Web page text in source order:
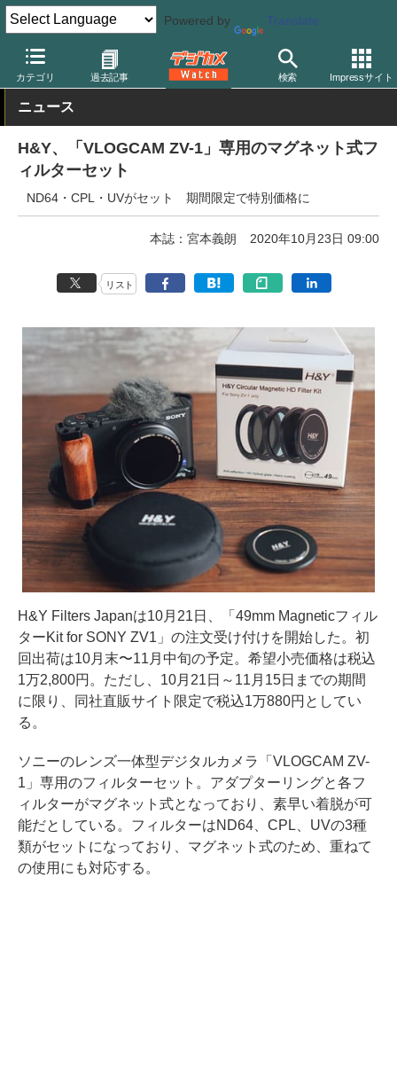
Powered by Translate
カテゴリ 過去記事 検索 Impressサイト
デジカメ Watch レンズ レンズフィルター その他
ニュース
H&Y、「VLOGCAM ZV-1」専用のマグネット式フ
ィルターセット
ND64・CPL・UVがセット 期間限定で特別価格に
本誌：宮本義朗 2020年10月23日 09:00
リスト
H&Y Filters Japanは10月21日、「49mm Magneticフィル
ターKit for SONY ZV1」の注文受け付けを開始した。初
回出荷は10月末〜11月中旬の予定。希望小売価格は税込
1万2,800円。ただし、10月21日～11月15日までの期間
に限り、同社直販サイト限定で税込1万880円としてい
る。
ソニーのレンズ一体型デジタルカメラ「VLOGCAM ZV-
1」専用のフィルターセット。アダプターリングと各フ
ィルターがマグネット式となっており、素早い着脱が可
能だとしている。フィルターはND64、CPL、UVの3種
類がセットになっており、マグネット式のため、重ねて
の使用にも対応する。